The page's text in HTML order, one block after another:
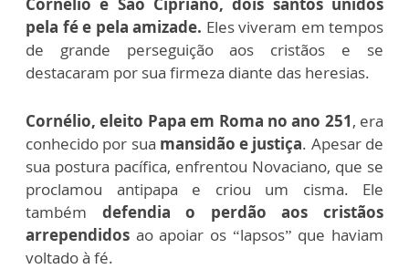
pela fé e pela amizade. Eles viveram em tempos
de grande perseguição aos cristãos e se
destacaram por sua firmeza diante das heresias.
Cornélio, eleito Papa em Roma no ano 251, era
conhecido por sua mansidão e justiça. Apesar de
sua postura pacífica, enfrentou Novaciano, que se
proclamou antipapa e criou um cisma. Ele
também defendia o perdão aos cristãos
arrependidos ao apoiar os “lapsos” que haviam
voltado à fé.